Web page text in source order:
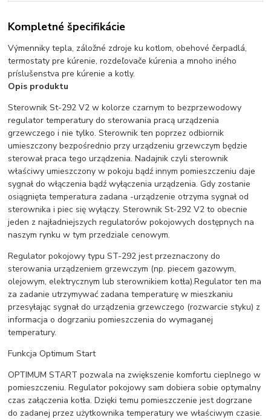
Kompletné špecifikácie
Výmenniky tepla, záložné zdroje ku kotlom, obehové čerpadlá,
termostaty pre kúrenie, rozdeľovače kúrenia a mnoho iného
príslušenstva pre kúrenie a kotly.
Opis produktu
Sterownik St-292 V2 w kolorze czarnym to bezprzewodowy
regulator temperatury do sterowania pracą urządzenia
grzewczego i nie tylko. Sterownik ten poprzez odbiornik
umieszczony bezpośrednio przy urządzeniu grzewczym będzie
sterował praca tego urządzenia. Nadajnik czyli sterownik
właściwy umieszczony w pokoju bądź innym pomieszczeniu daje
sygnał do włączenia bądź wyłączenia urządzenia. Gdy zostanie
osiągnięta temperatura zadana -urządzenie otrzyma sygnał od
sterownika i piec się wyłączy. Sterownik St-292 V2 to obecnie
jeden z najładniejszych regulatorów pokojowych dostępnych na
naszym rynku w tym przedziale cenowym.
Regulator pokojowy typu ST-292 jest przeznaczony do
sterowania urządzeniem grzewczym (np. piecem gazowym,
olejowym, elektrycznym lub sterownikiem kotła).Regulator ten ma
za zadanie utrzymywać zadana temperaturę w mieszkaniu
przesyłając sygnał do urządzenia grzewczego (rozwarcie styku) z
informacja o dogrzaniu pomieszczenia do wymaganej
temperatury.
Funkcja Optimum Start
OPTIMUM START pozwala na zwiększenie komfortu cieplnego w
pomieszczeniu. Regulator pokojowy sam dobiera sobie optymalny
czas załączenia kotła. Dzięki temu pomieszczenie jest dogrzane
do zadanej przez użytkownika temperatury we właściwym czasie.